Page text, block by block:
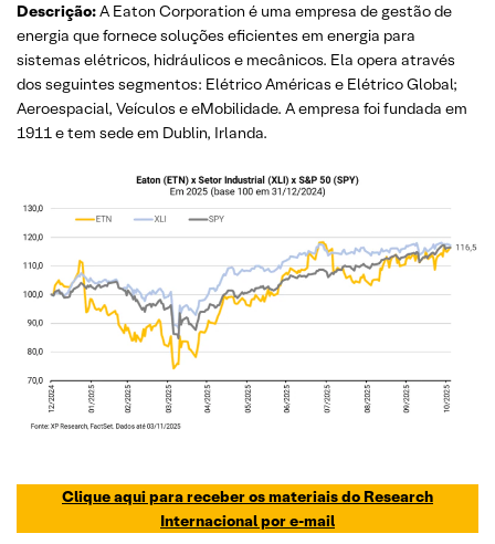
Descrição:A Eaton Corporation é uma empresa de gestão de
energia que fornece soluções eficientes em energia para
sistemas elétricos, hidráulicos e mecânicos. Ela opera através
dos seguintes segmentos: Elétrico Américas e Elétrico Global;
Aeroespacial, Veículos e eMobilidade. A empresa foi fundada em
1911 e tem sede em Dublin, Irlanda.
Clique aqui para receber os materiais do Research
Internacional por e-mail